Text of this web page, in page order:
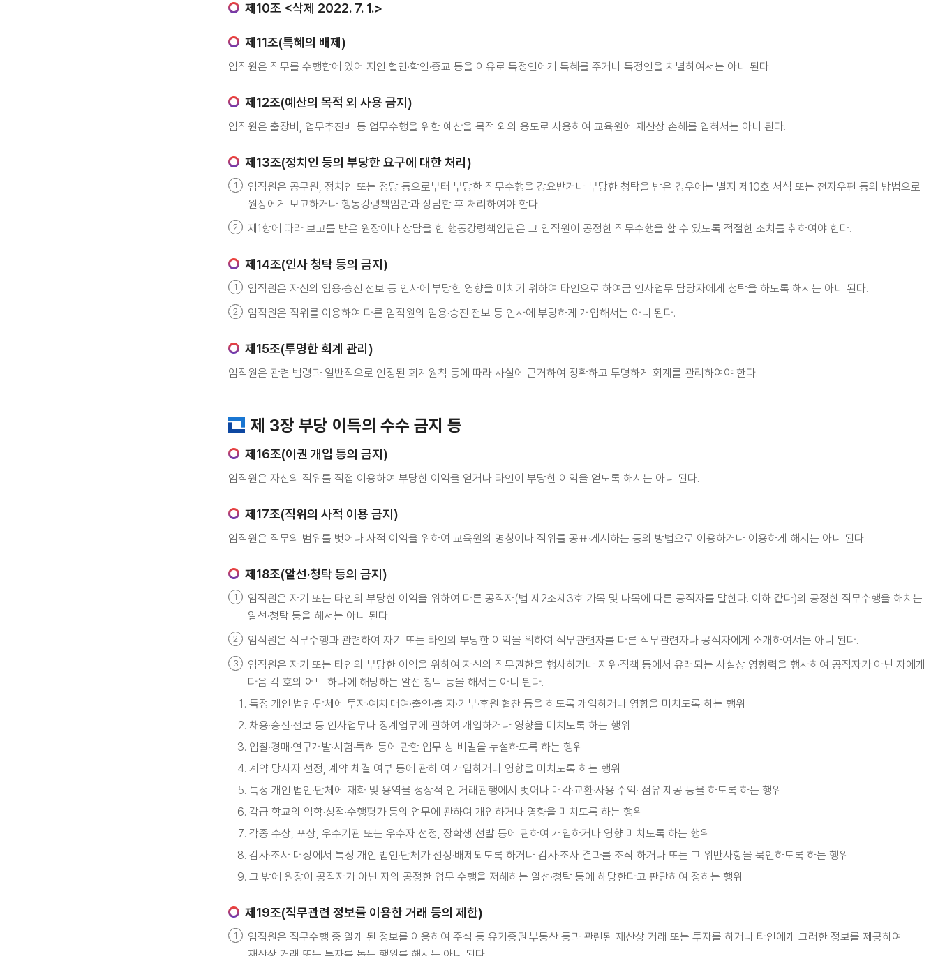
제10조 <삭제 2022. 7. 1.>
제11조(특혜의 배제)
임직원은 직무를 수행함에 있어 지연·혈연·학연·종교 등을 이유로 특정인에게 특혜를 주거나 특정인을 차별하여서는 아니 된다.
제12조(예산의 목적 외 사용 금지)
임직원은 출장비, 업무추진비 등 업무수행을 위한 예산을 목적 외의 용도로 사용하여 교육원에 재산상 손해를 입혀서는 아니 된다.
제13조(정치인 등의 부당한 요구에 대한 처리)
임직원은 공무원, 정치인 또는 정당 등으로부터 부당한 직무수행을 강요받거나 부당한 청탁을 받은 경우에는 별지 제10호 서식 또는 전자우편 등의 방법으로
원장에게 보고하거나 행동강령책임관과 상담한 후 처리하여야 한다.
제1항에 따라 보고를 받은 원장이나 상담을 한 행동강령책임관은 그 임직원이 공정한 직무수행을 할 수 있도록 적절한 조치를 취하여야 한다.
제14조(인사 청탁 등의 금지)
임직원은 자신의 임용·승진·전보 등 인사에 부당한 영향을 미치기 위하여 타인으로 하여금 인사업무 담당자에게 청탁을 하도록 해서는 아니 된다.
임직원은 직위를 이용하여 다른 임직원의 임용·승진·전보 등 인사에 부당하게 개입해서는 아니 된다.
제15조(투명한 회계 관리)
임직원은 관련 법령과 일반적으로 인정된 회계원칙 등에 따라 사실에 근거하여 정확하고 투명하게 회계를 관리하여야 한다.
제 3장 부당 이득의 수수 금지 등
제16조(이권 개입 등의 금지)
임직원은 자신의 직위를 직접 이용하여 부당한 이익을 얻거나 타인이 부당한 이익을 얻도록 해서는 아니 된다.
제17조(직위의 사적 이용 금지)
임직원은 직무의 범위를 벗어나 사적 이익을 위하여 교육원의 명칭이나 직위를 공표·게시하는 등의 방법으로 이용하거나 이용하게 해서는 아니 된다.
제18조(알선·청탁 등의 금지)
임직원은 자기 또는 타인의 부당한 이익을 위하여 다른 공직자(법 제2조제3호 가목 및 나목에 따른 공직자를 말한다. 이하 같다)의 공정한 직무수행을 해치는
알선·청탁 등을 해서는 아니 된다.
임직원은 직무수행과 관련하여 자기 또는 타인의 부당한 이익을 위하여 직무관련자를 다른 직무관련자나 공직자에게 소개하여서는 아니 된다.
임직원은 자기 또는 타인의 부당한 이익을 위하여 자신의 직무권한을 행사하거나 지위·직책 등에서 유래되는 사실상 영향력을 행사하여 공직자가 아닌 자에게
다음 각 호의 어느 하나에 해당하는 알선·청탁 등을 해서는 아니 된다.
특정 개인·법인·단체에 투자·예치·대여·출연·출 자·기부·후원·협찬 등을 하도록 개입하거나 영향을 미치도록 하는 행위
채용·승진·전보 등 인사업무나 징계업무에 관하여 개입하거나 영향을 미치도록 하는 행위
입찰·경매·연구개발·시험·특허 등에 관한 업무 상 비밀을 누설하도록 하는 행위
계약 당사자 선정, 계약 체결 여부 등에 관하 여 개입하거나 영향을 미치도록 하는 행위
특정 개인·법인·단체에 재화 및 용역을 정상적 인 거래관행에서 벗어나 매각·교환·사용·수익· 점유·제공 등을 하도록 하는 행위
각급 학교의 입학·성적·수행평가 등의 업무에 관하여 개입하거나 영향을 미치도록 하는 행위
각종 수상, 포상, 우수기관 또는 우수자 선정, 장학생 선발 등에 관하여 개입하거나 영향 미치도록 하는 행위
감사·조사 대상에서 특정 개인·법인·단체가 선정·배제되도록 하거나 감사·조사 결과를 조작 하거나 또는 그 위반사항을 묵인하도록 하는 행위
그 밖에 원장이 공직자가 아닌 자의 공정한 업무 수행을 저해하는 알선·청탁 등에 해당한다고 판단하여 정하는 행위
제19조(직무관련 정보를 이용한 거래 등의 제한)
임직원은 직무수행 중 알게 된 정보를 이용하여 주식 등 유가증권·부동산 등과 관련된 재산상 거래 또는 투자를 하거나 타인에게 그러한 정보를 제공하여